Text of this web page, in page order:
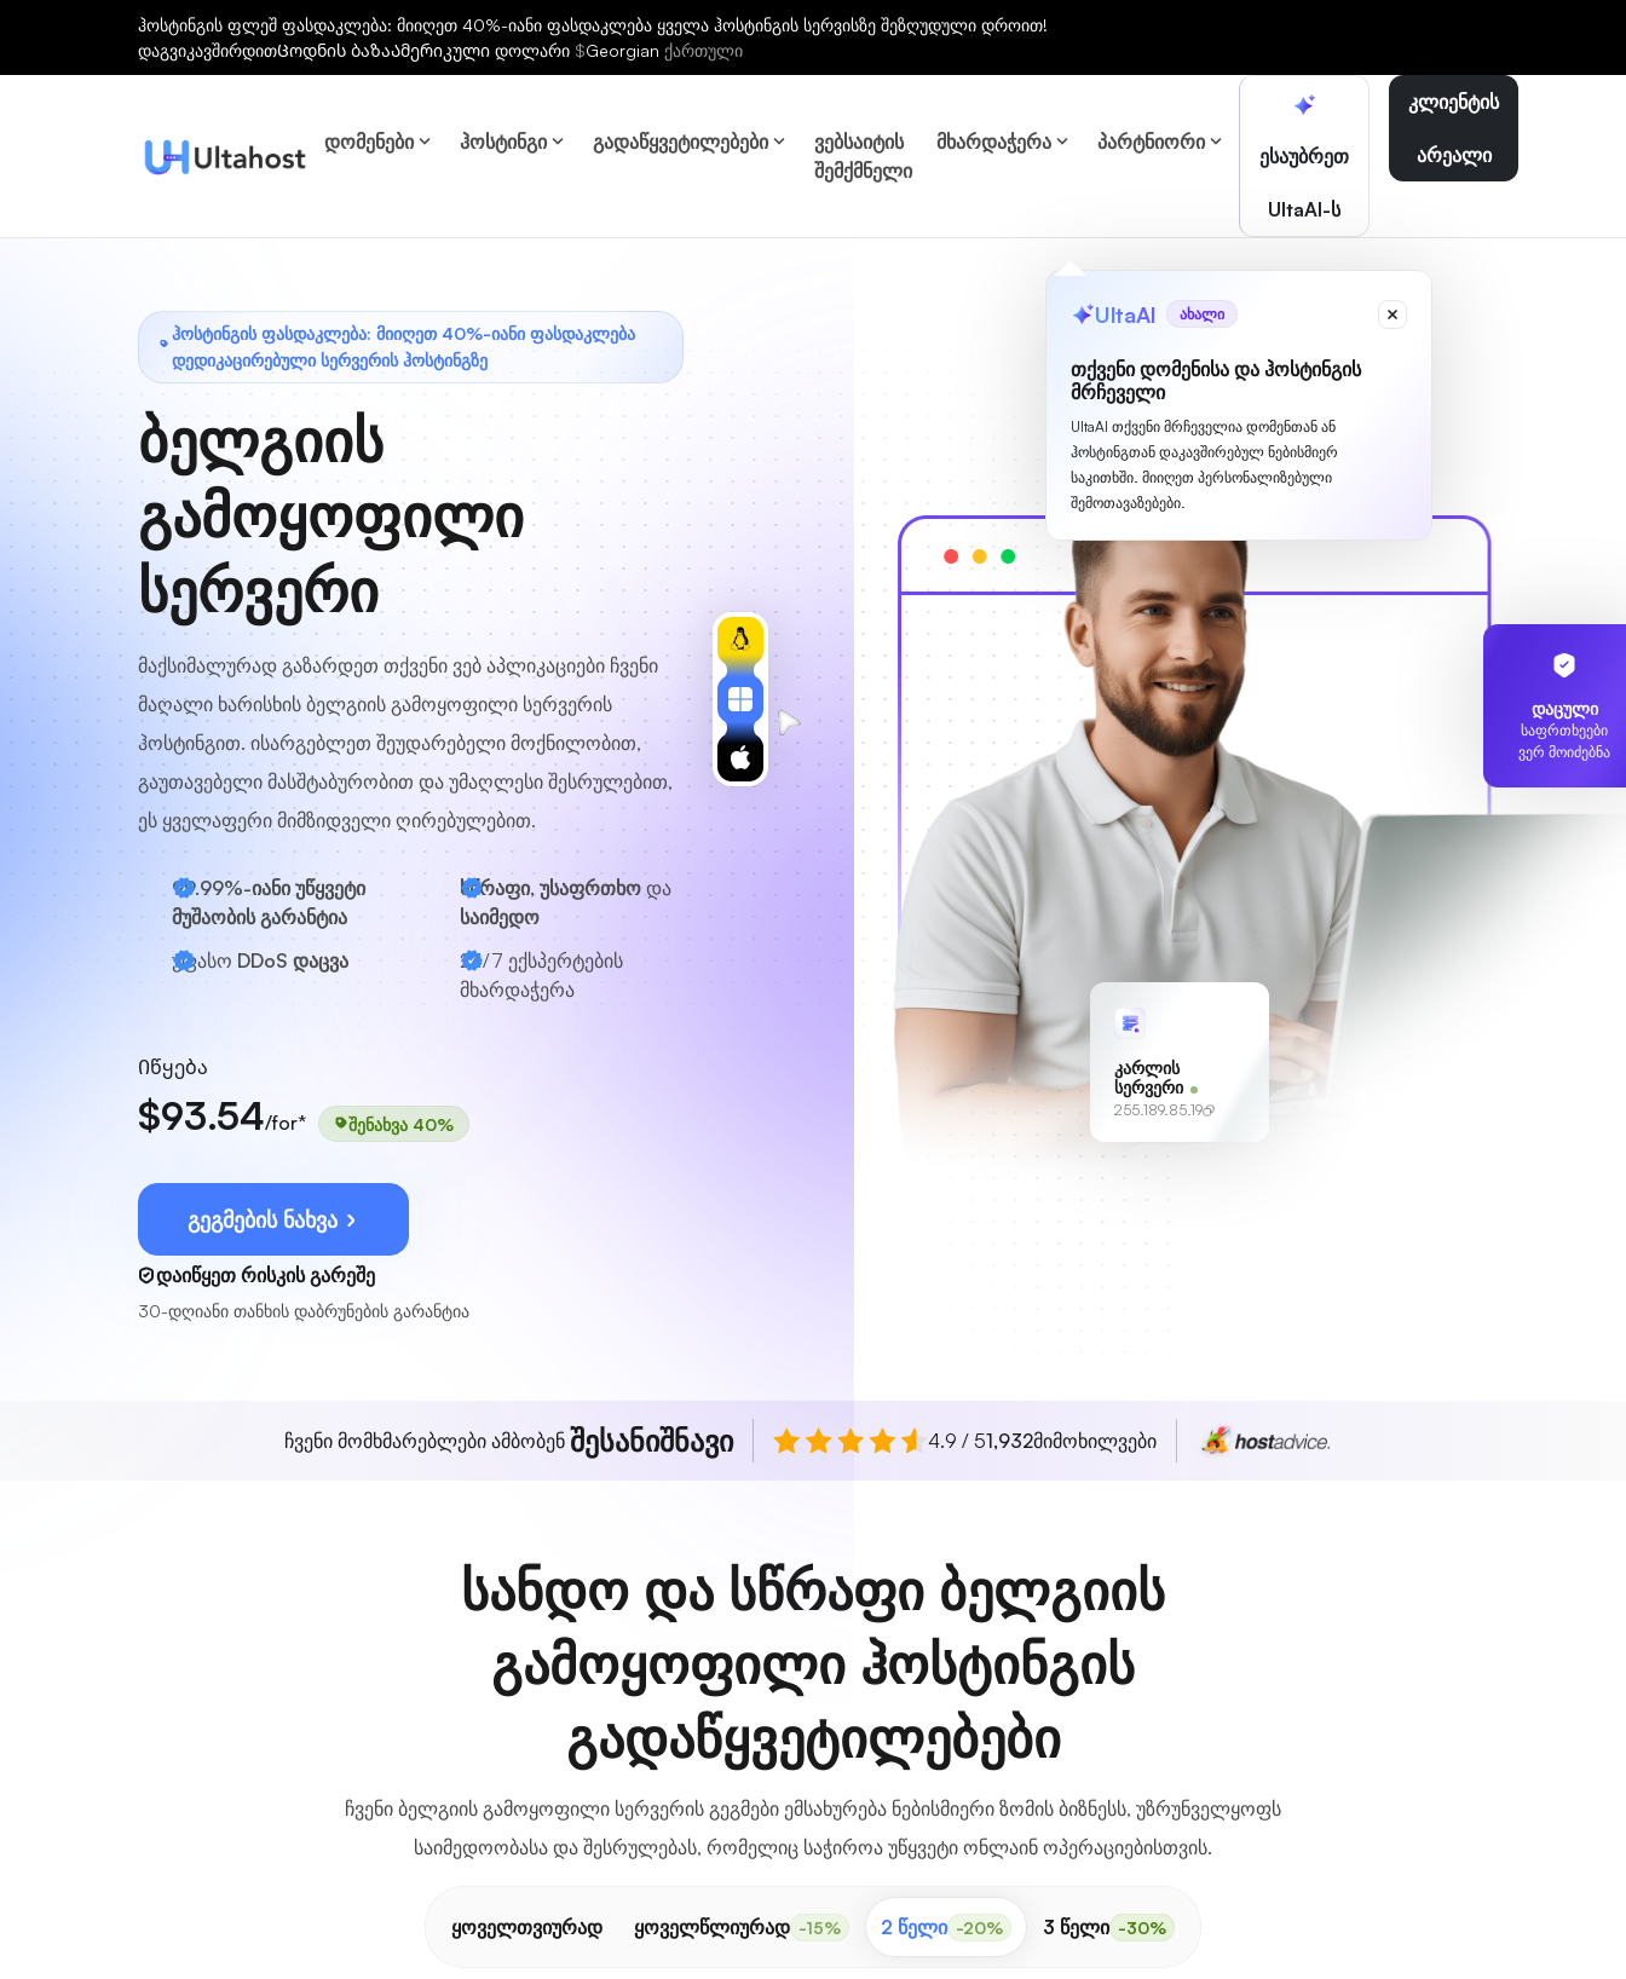
ჰოსტინგის ფლეშ ფასდაკლება: მიიღეთ 40%-იანი ფასდაკლება ყველა ჰოსტინგის სერვისზე შეზღუდული დროით!
დაგვიკავშირდითᲪოდნის ბაზაᲐმერიკული დოლარი $Georgian ქართული
დომენები ჰოსტინგი გადაწყვეტილებები
ვებსაიტის
შემქმნელი
მხარდაჭერა პარტნიორი
ესაუბრეთ
UltaAI-ს
UltaAI ახალი
თქვენი დომენისა და ჰოსტინგის
მრჩეველი
UltaAI თქვენი მრჩეველია დომენთან ან
ჰოსტინგთან დაკავშირებულ ნებისმიერ
საკითხში. მიიღეთ პერსონალიზებული
შემოთავაზებები.
კლიენტის
არეალი
ᲰᲝᲡᲢᲘᲜᲒᲘᲡ ᲤᲐᲡᲓᲐᲙᲚᲔᲑᲐ: ᲛᲘᲘᲦᲔᲗ 40%-ᲘᲐᲜᲘ ᲤᲐᲡᲓᲐᲙᲚᲔᲑᲐ
ᲓᲔᲓᲘᲙᲐᲪᲘᲠᲔᲑᲣᲚᲘ ᲡᲔᲠᲕᲔᲠᲘᲡ ᲰᲝᲡᲢᲘᲜᲒᲖᲔ
ბელგიის
გამოყოფილი
სერვერი
მაქსიმალურად გაზარდეთ თქვენი ვებ აპლიკაციები ჩვენი
მაღალი ხარისხის ბელგიის გამოყოფილი სერვერის
ჰოსტინგით. ისარგებლეთ შეუდარებელი მოქნილობით,
გაუთავებელი მასშტაბურობით და უმაღლესი შესრულებით,
ეს ყველაფერი მიმზიდველი ღირებულებით.
99.99%-იანი უწყვეტი
მუშაობის გარანტია
სწრაფი, უსაფრთხოდა
საიმედო
უფასო DDoS დაცვა 24/7 ექსპერტების
მხარდაჭერა
Იწყება
$93.54/for* შენახვა 40%
გეგმების ნახვა
დაიწყეთ რისკის გარეშე
30-დღიანი თანხის დაბრუნების გარანტია
დაცული
საფრთხეები
ვერ მოიძებნა
კარლის
სერვერი
255.189.85.19
ჩვენი მომხმარებლები ამბობენ შესანიშნავი 4.9 / 51,932მიმოხილვები
სანდო და სწრაფი ბელგიის
გამოყოფილი ჰოსტინგის
გადაწყვეტილებები
ჩვენი ბელგიის გამოყოფილი სერვერის გეგმები ემსახურება ნებისმიერი ზომის ბიზნესს, უზრუნველყოფს
საიმედოობასა და შესრულებას, რომელიც საჭიროა უწყვეტი ონლაინ ოპერაციებისთვის.
ყოველთვიურად ყოველწლიურად -15% 2 წელი -20% 3 წელი -30%